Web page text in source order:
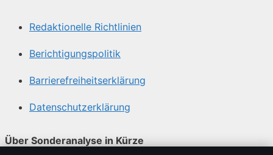
Redaktionelle Richtlinien
Berichtigungspolitik
Barrierefreiheitserklärung
Datenschutzerklärung
Über Sonderanalyse in Kürze